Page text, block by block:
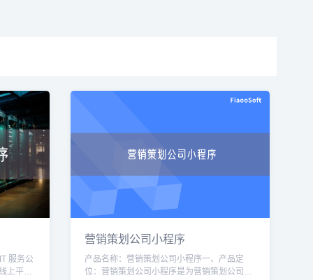
服务公
上平
营销策划公司小程序
产品名称：营销策划公司小程序一、产品定
位：营销策划公司小程序是为营销策划公司打